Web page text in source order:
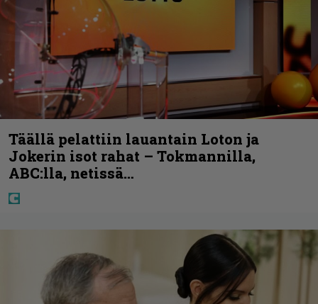
Täällä pelattiin lauantain Loton ja
Jokerin isot rahat – Tokmannilla,
ABC:lla, netissä…